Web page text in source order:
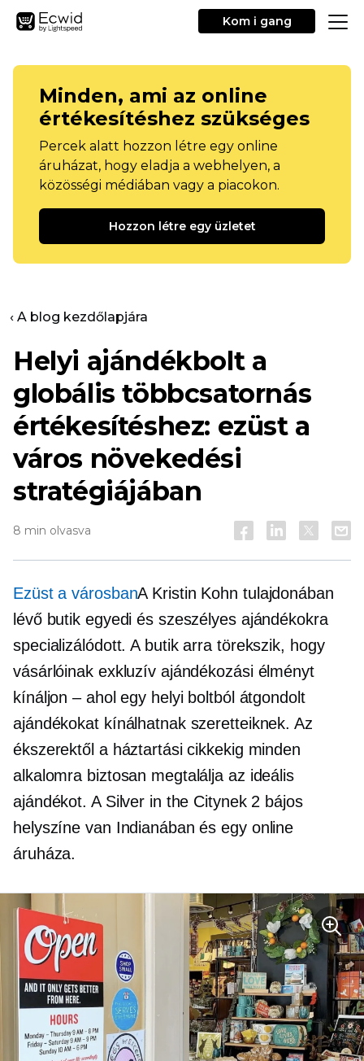
Kom i gang
Minden, ami az online
értékesítéshez szükséges
Percek alatt hozzon létre egy online
áruházat, hogy eladja a webhelyen, a
közösségi médiában vagy a piacokon.
Hozzon létre egy üzletet
‹ A blog kezdőlapjára
Helyi ajándékbolt a
globális többcsatornás
értékesítéshez: ezüst a
város növekedési
stratégiájában
8 min olvasva
Ezüst a városbanA Kristin Kohn tulajdonában
lévő butik egyedi és szeszélyes ajándékokra
specializálódott.A butik arra törekszik, hogy
vásárlóinak exkluzív ajándékozási élményt
kínáljon – ahol egy helyi boltból átgondolt
ajándékokat kínálhatnak szeretteiknek. Az
ékszerektől a háztartási cikkekig minden
alkalomra biztosan megtalálja az ideális
ajándékot. A Silver in the Citynek 2 bájos
helyszíne van Indianában és egy online
áruháza.